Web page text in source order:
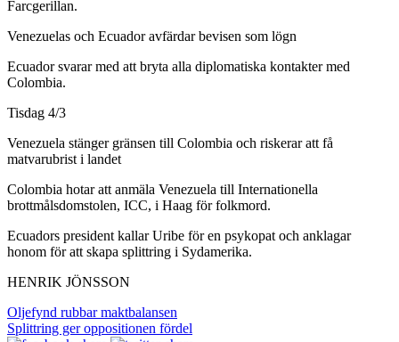
Farcgerillan.
Venezuelas och Ecuador avfärdar bevisen som lögn
Ecuador svarar med att bryta alla diplomatiska kontakter med
Colombia.
Tisdag 4/3
Venezuela stänger gränsen till Colombia och riskerar att få
matvarubrist i landet
Colombia hotar att anmäla Venezuela till Internationella
brottmålsdomstolen, ICC, i Haag för folkmord.
Ecuadors president kallar Uribe för en psykopat och anklagar
honom för att skapa splittring i Sydamerika.
HENRIK JÖNSSON
Oljefynd rubbar maktbalansen
Splittring ger oppositionen fördel